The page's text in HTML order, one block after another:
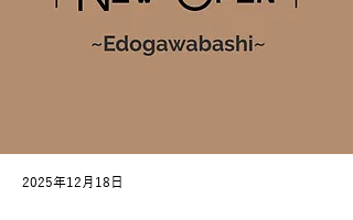
2025年12月18日